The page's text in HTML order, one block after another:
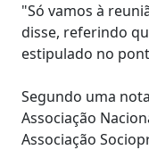
"Só vamos à
disse, referindo
estipulado no
Segundo uma
Associação
Associação